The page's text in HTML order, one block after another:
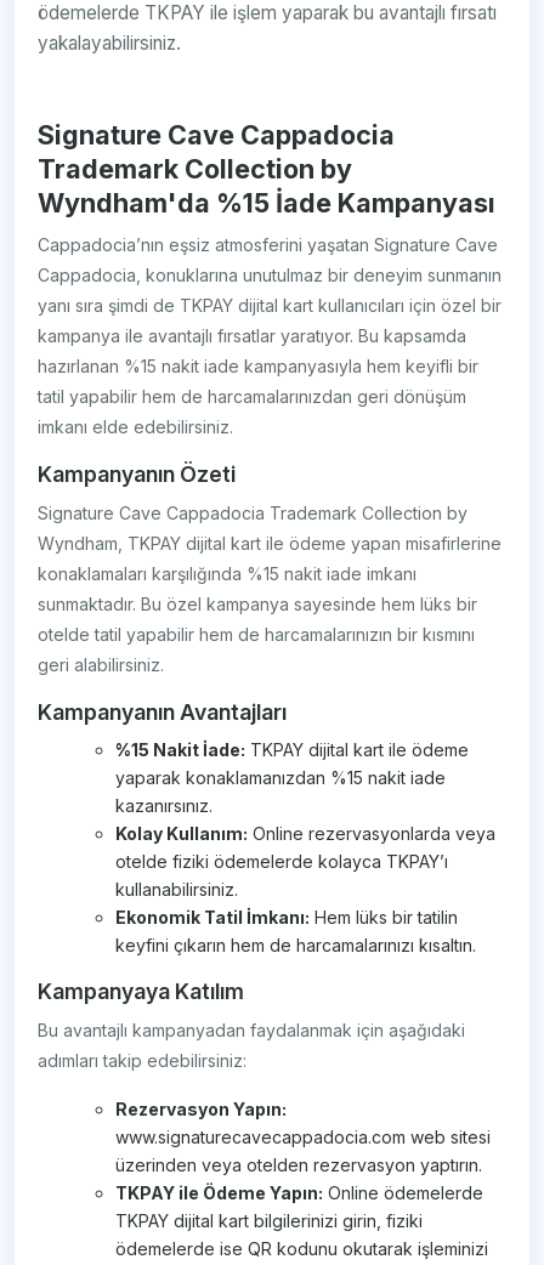
ödemelerde TKPAY ile işlem yaparak bu avantajlı fırsatı
yakalayabilirsiniz.
Signature Cave Cappadocia
Trademark Collection by
Wyndham'da %15 İade Kampanyası
Cappadocia’nın eşsiz atmosferini yaşatan Signature Cave
Cappadocia, konuklarına unutulmaz bir deneyim sunmanın
yanı sıra şimdi de TKPAY dijital kart kullanıcıları için özel bir
kampanya ile avantajlı fırsatlar yaratıyor. Bu kapsamda
hazırlanan %15 nakit iade kampanyasıyla hem keyifli bir
tatil yapabilir hem de harcamalarınızdan geri dönüşüm
imkanı elde edebilirsiniz.
Kampanyanın Özeti
Signature Cave Cappadocia Trademark Collection by
Wyndham, TKPAY dijital kart ile ödeme yapan misafirlerine
konaklamaları karşılığında %15 nakit iade imkanı
sunmaktadır. Bu özel kampanya sayesinde hem lüks bir
otelde tatil yapabilir hem de harcamalarınızın bir kısmını
geri alabilirsiniz.
Kampanyanın Avantajları
%15 Nakit İade: TKPAY dijital kart ile ödeme
yaparak konaklamanızdan %15 nakit iade
kazanırsınız.
Kolay Kullanım: Online rezervasyonlarda veya
otelde fiziki ödemelerde kolayca TKPAY’ı
kullanabilirsiniz.
Ekonomik Tatil İmkanı: Hem lüks bir tatilin
keyfini çıkarın hem de harcamalarınızı kısaltın.
Kampanyaya Katılım
Bu avantajlı kampanyadan faydalanmak için aşağıdaki
adımları takip edebilirsiniz:
Rezervasyon Yapın:
www.signaturecavecappadocia.com web sitesi
üzerinden veya otelden rezervasyon yaptırın.
TKPAY ile Ödeme Yapın: Online ödemelerde
TKPAY dijital kart bilgilerinizi girin, fiziki
ödemelerde ise QR kodunu okutarak işleminizi